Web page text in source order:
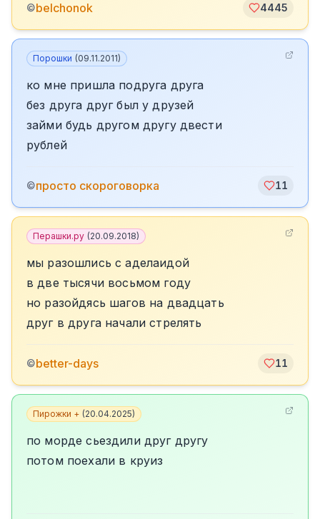
©belchonok 4445
Порошки (09.11.2011)
ко мне пришла подруга друга
без друга друг был у друзей
займи будь другом другу двести
рублей
©просто скороговорка 11
Перашки.ру (20.09.2018)
мы разошлись с аделаидой
в две тысячи восьмом году
но разойдясь шагов на двадцать
друг в друга начали стрелять
©better-days 11
Пирожки + (20.04.2025)
по морде сьездили друг другу
потом поехали в круиз